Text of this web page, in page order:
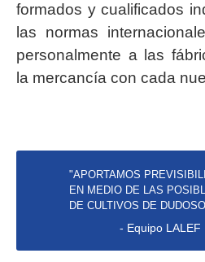
formados y cualificados
las normas
personalmente a las
la mercancía con cada
"APORTAMOS
EN MEDIO DE LAS
DE CULTIVOS DE
- Equipo LALEF